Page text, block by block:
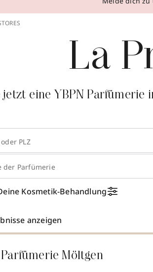
La
jetzt eine YBPN Parfümerie
PLZ
der Parfümerie
Kosmetik-Behandlung
anzeigen
Parfümerie Möltgen